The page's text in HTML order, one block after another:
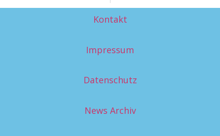
Kontakt
Impressum
Datenschutz
News Archiv